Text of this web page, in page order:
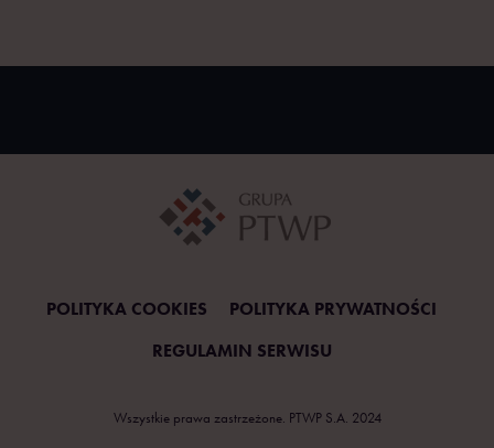
Wszystkie prawa zastrzeżone. PTWP S.A. 2024
POLITYKA COOKIES
POLITYKA PRYWATNOŚCI
REGULAMIN SERWISU